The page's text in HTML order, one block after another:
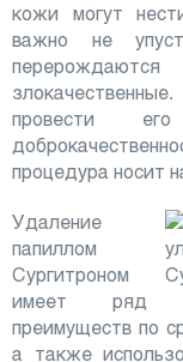
кожи могут
важно не
провести
процедура носит
Удаление
папиллом
Сургитроном
имеет ряд
преимуществ по
а также